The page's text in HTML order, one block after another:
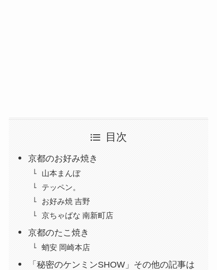
目次
京都のお好み焼き
山本まんぼ
テッペン。
お好み焼 吉野
京ちゃばな 南新町店
京都のたこ焼き
蛸安 岡崎本店
「秘密のケンミンSHOW」その他の記事は